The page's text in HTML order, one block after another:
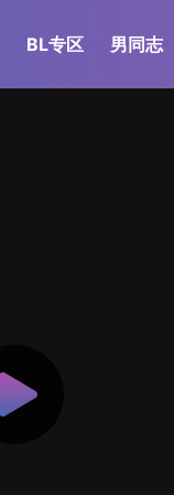
BL专区 男同志